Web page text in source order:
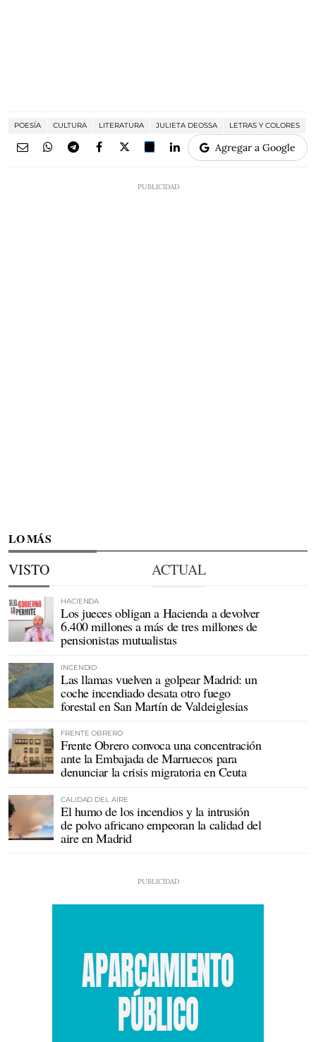
POESÍA CULTURA LITERATURA JULIETA DEOSSA LETRAS Y COLORES
Agregar a Google
LO MÁS
VISTO ACTUAL
HACIENDA
Los jueces obligan a Hacienda a devolver
6.400 millones a más de tres millones de
pensionistas mutualistas
INCENDIO
Las llamas vuelven a golpear Madrid: un
coche incendiado desata otro fuego
forestal en San Martín de Valdeiglesias
FRENTE OBRERO
Frente Obrero convoca una concentración
ante la Embajada de Marruecos para
denunciar la crisis migratoria en Ceuta
CALIDAD DEL AIRE
El humo de los incendios y la intrusión
de polvo africano empeoran la calidad del
aire en Madrid